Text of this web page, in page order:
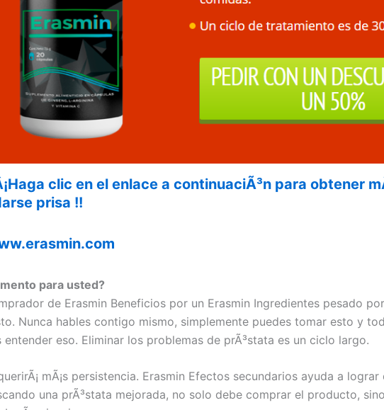
clic en el enlace a continuaciÃ³n para obtener
prisa !!
para usted?
de Erasmin Beneficios por un Erasmin Ingredientes pesado
Nunca hables contigo mismo, simplemente puedes tomar esto y
eso. Eliminar los problemas de prÃ³stata es un ciclo largo.
mÃ¡s persistencia. Erasmin Efectos secundarios ayuda a
una prÃ³stata mejorada, no solo debe comprar el producto,